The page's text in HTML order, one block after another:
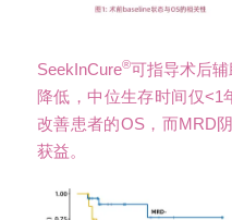
SeekInCure®可指导术后
降低，中位生存时间仅<1
改善患者的OS，而MRD
获益。